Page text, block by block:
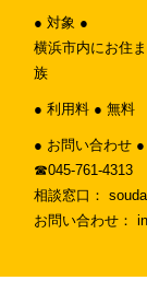
● 対象 ●
横浜市内にお住
族
● 利用料 ● 無料
● お問い合わせ ●
☎︎045-761-4313
相談窓口：
お問い合わせ：